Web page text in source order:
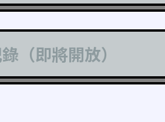
（即將開放）